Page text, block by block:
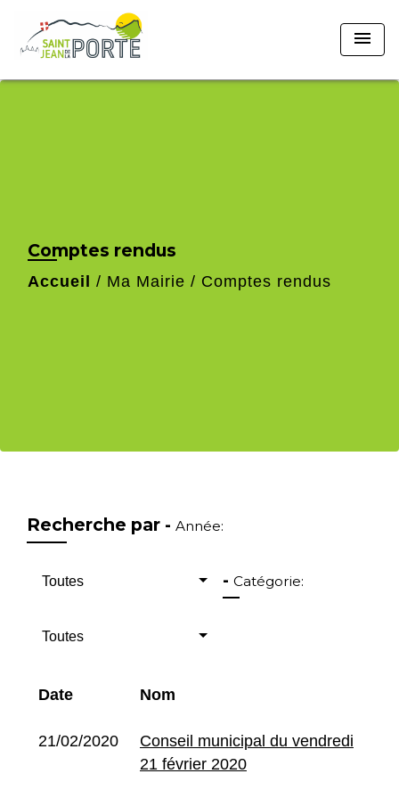
menu
Comptes rendus
Accueil / Ma Mairie / Comptes rendus
Recherche par - Année:
Toutes - Catégorie:
Toutes
Date Nom
21/02/2020
Conseil municipal du vendredi
21 février 2020